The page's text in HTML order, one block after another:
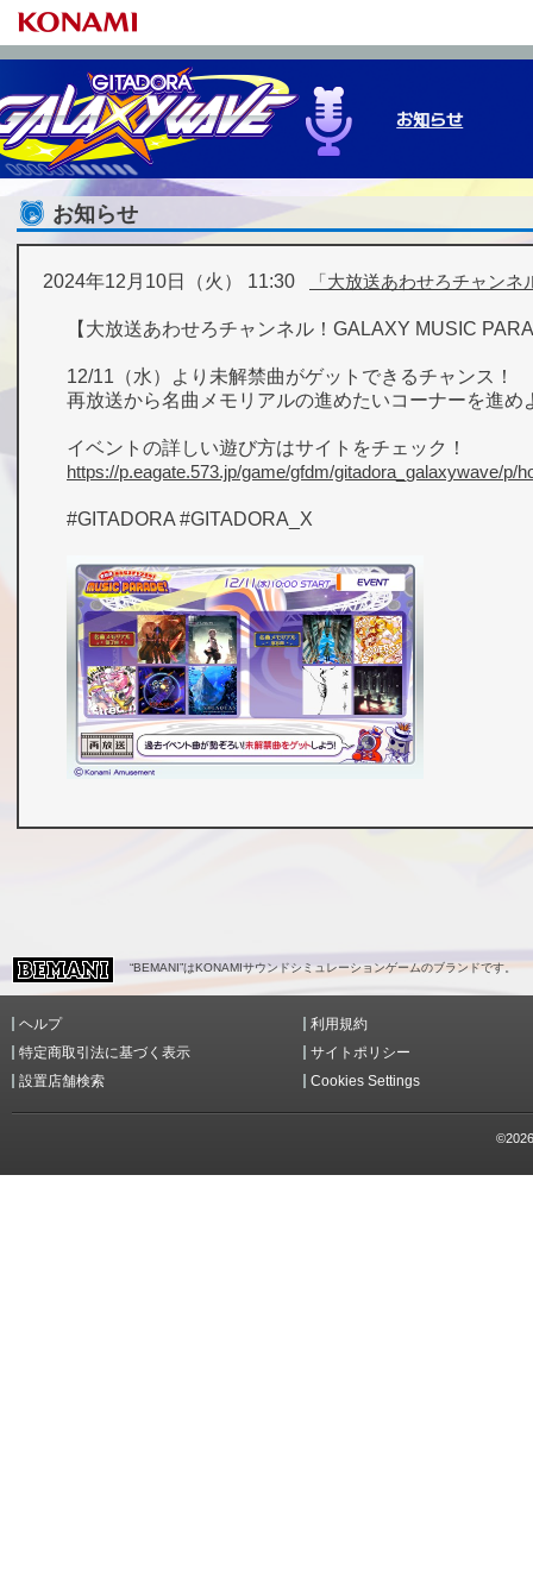
お知らせ
ゲームの始め方
お知らせ
2024年12月10日（火） 11:30 「大放送あわせろチャン
【大放送あわせろチャンネル！GALAXY MUSIC
12/11（水）より未解禁曲がゲットできるチャンス！
再放送から名曲メモリアルの進めたいコーナーを進め
イベントの詳しい遊び方はサイトをチェック！
https://p.eagate.573.jp/game/gfdm/gitadora_galaxywave/p/
#GITADORA #GITADORA_X
“BEMANI”はKONAMIサウンドシミュレーションゲームのブランドです。
ヘルプ
利用規約
特定商取引法に基づく表示
サイトポリシー
設置店舗検索
Cookies Settings